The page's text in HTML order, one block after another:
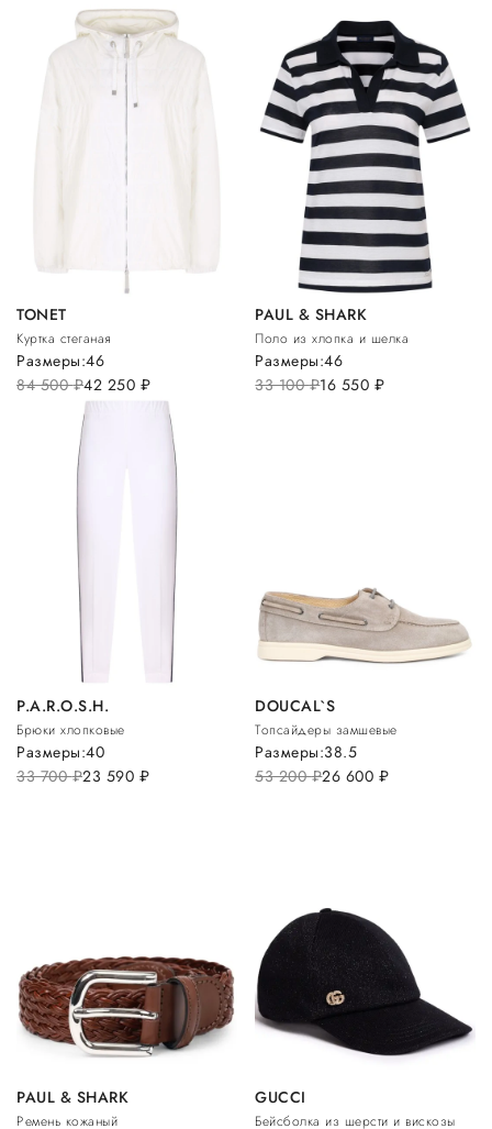
TONET
Куртка стеганая
84 500руб.42 250 руб.
Размеры:46
PAUL & SHARK
Поло из хлопка и шелка
33 100руб.16 550 руб.
Размеры:46
P.A.R.O.S.H.
Брюки хлопковые
33 700руб.23 590 руб.
Размеры:40
DOUCAL`S
Топсайдеры замшевые
53 200руб.26 600 руб.
Размеры:38.5
PAUL & SHARK
Ремень кожаный
GUCCI
Бейсболка из шерсти и вискозы